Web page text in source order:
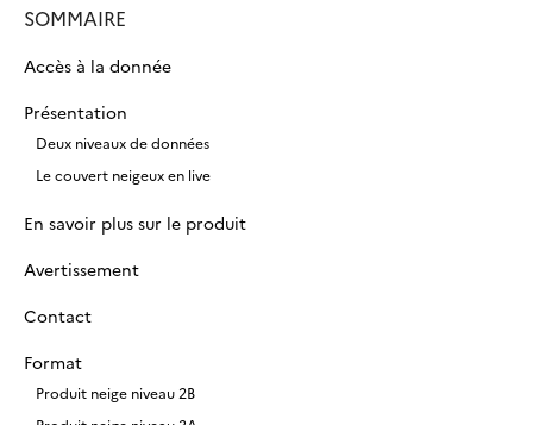
SOMMAIRE
Accès à la donnée
Présentation
Deux niveaux de données
Le couvert neigeux en live
En savoir plus sur le produit
Avertissement
Contact
Format
Produit neige niveau 2B